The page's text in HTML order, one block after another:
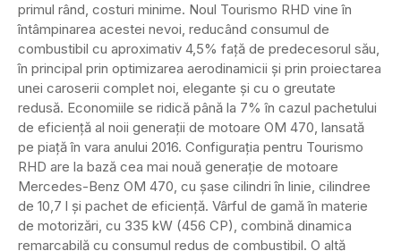
primul rând, costuri minime. Noul Tourismo RHD vine în
întâmpinarea acestei nevoi, reducând consumul de
combustibil cu aproximativ 4,5% față de predecesorul său,
în principal prin optimizarea aerodinamicii și prin proiectarea
unei caroserii complet noi, elegante și cu o greutate
redusă. Economiile se ridică până la 7% în cazul pachetului
de eficiență al noii generații de motoare OM 470, lansată
pe piață în vara anului 2016. Configurația pentru Tourismo
RHD are la bază cea mai nouă generație de motoare
Mercedes-Benz OM 470, cu șase cilindri în linie, cilindree
de 10,7 l și pachet de eficiență. Vârful de gamă în materie
de motorizări, cu 335 kW (456 CP), combină dinamica
remarcabilă cu consumul redus de combustibil. O altă